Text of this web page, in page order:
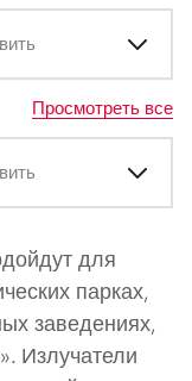
Просмотреть все
для
парках,
заведениях,
Излучатели